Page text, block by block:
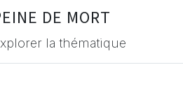
DE MORT
la thématique